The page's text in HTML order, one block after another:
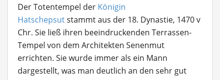
Der Totentempel der Königin
Hatschepsutstammt aus der 18. Dynastie, 1470 v
Chr. Sie ließ ihren beeindruckenden Terrassen-
Tempel von dem Architekten Senenmut
errichten. Sie wurde immer als ein Mann
dargestellt, was man deutlich an den sehr gut